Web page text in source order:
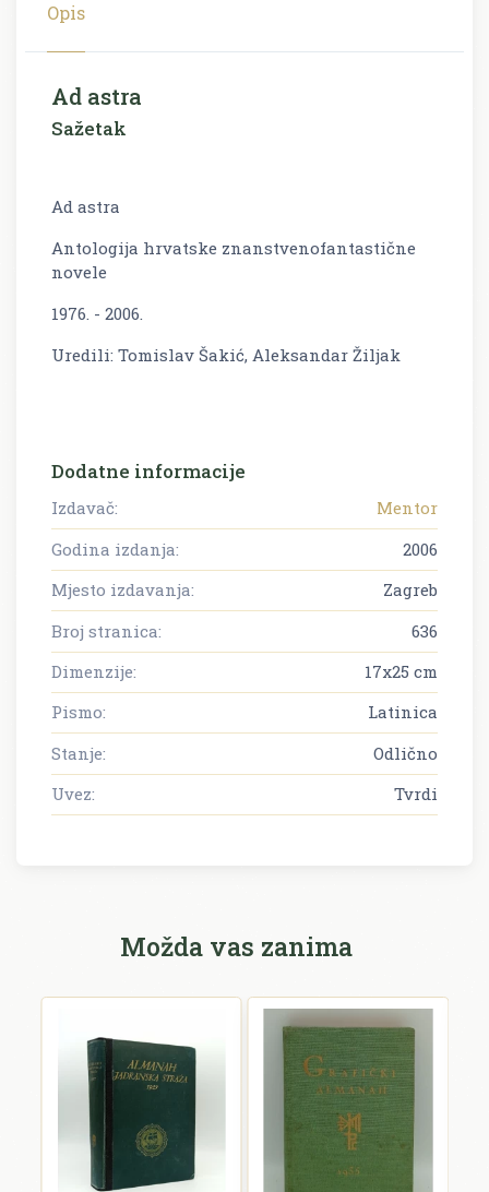
Opis
Ad astra
Sažetak
Ad astra
Antologija hrvatske znanstvenofantastične
novele
1976. - 2006.
Uredili: Tomislav Šakić, Aleksandar Žiljak
Dodatne informacije
Izdavač:
Mentor
Godina izdanja:
2006
Mjesto izdavanja:
Zagreb
Broj stranica:
636
Dimenzije:
17x25 cm
Pismo:
Latinica
Stanje:
Odlično
Uvez:
Tvrdi
Možda vas zanima